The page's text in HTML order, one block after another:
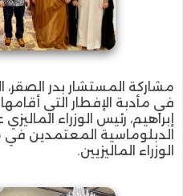
مشاركة المستشار بدر الصقر،
في مأدبة الإفطار التي
إبراهيم، رئيس الوزراء
الدبلوماسية المعتمدين في
الوزراء الماليزيين.